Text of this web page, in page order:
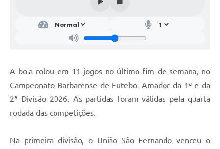
Parcerias com Organização da Sociedade Civil (OSC)
Conselhos Municipais
Principal
Galeria de Fotos
Notícias
A bola rolou em 11 jogos no último fim de semana, no
Campeonato Barbarense de Futebol Amador da 1ª e da
2ª Divisão 2026. As partidas foram válidas pela quarta
rodada das competições.
Na primeira divisão, o União São Fernando venceu o